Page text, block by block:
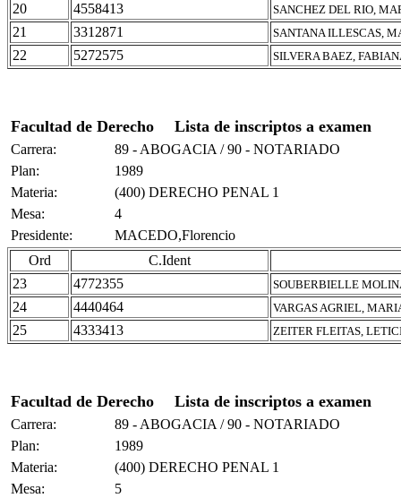
20 4558413 SANCHEZ DEL RIO,
21 3312871 SANTANA ILLESCAS,
22 5272575 SILVERA BAEZ,
Facultad de Derecho Lista de inscriptos a examen
Carrera:
89 - ABOGACIA / 90 - NOTARIADO
Plan:
1989
Materia:
(400) DERECHO PENAL 1
Mesa:
4
Presidente:
MACEDO,Florencio
Ord
C.Ident
23
4772355 SOUBERBIELLE
24 4440464 VARGAS AGRIEL,
25 4333413 ZEITER FLEITAS,
Facultad de Derecho Lista de inscriptos a examen
Carrera:
89 - ABOGACIA / 90 - NOTARIADO
Plan:
1989
Materia:
(400) DERECHO PENAL 1
Mesa:
5